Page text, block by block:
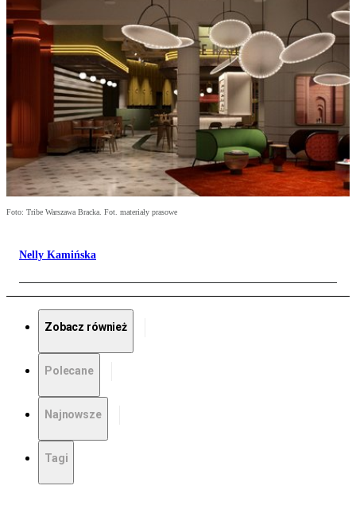
Foto: Tribe Warszawa Bracka. Fot. materiały prasowe
Nelly Kamińska
Zobacz również
Polecane
Najnowsze
Tagi